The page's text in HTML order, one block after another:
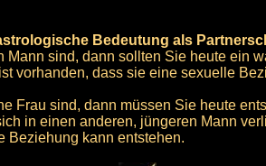
Bedeutung als
Mann sind, dann sollten Sie heute ein
vorhanden, dass sie eine sexuelle
Frau sind, dann müssen Sie heute
in einen anderen, jüngeren Mann
Beziehung kann entstehen.